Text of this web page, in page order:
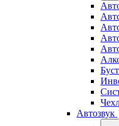
Автозвук